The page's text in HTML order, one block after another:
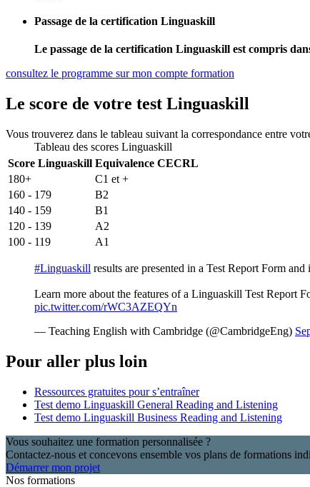
Passage de la certification Linguaskill
Le passage de la certification Linguaskill est compris
consultez le programme sur mon compte formation
Le score de votre test Linguaskill
Vous trouverez dans le tableau suivant la correspondance entre
Tableau des scores Linguaskill
Score Linguaskill Equivalence CECRL
180+
C1 et +
160 - 179
B2
140 - 159
B1
120 - 139
A2
100 - 119
A1
#Linguaskill results are presented in a Test Report Form
Learn more about the features of a Linguaskill Test Report
pic.twitter.com/rWC3AZEQYn
— Teaching English with Cambridge (@CambridgeEng)
Pour aller plus loin
Ressources gratuites pour s’entraîner
Test demo Linguaskill General Reading and Listening
Test demo Linguaskill Business Reading and Listening
Vous souhaitez une formation personnalisée ?
Contactez-nous et concevons ensemble vos plans de formations
Démarrer mon projet
Nos formations